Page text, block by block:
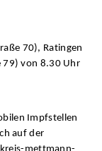
70), Ratingen
79) von 8.30 Uhr
Impfstellen
auf der